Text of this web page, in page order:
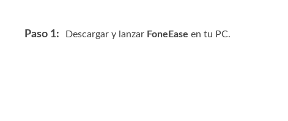
Paso 1: Descargar y lanzar FoneEase en tu PC.